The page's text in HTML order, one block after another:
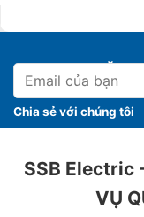
ĐĂNG
Chia sẻ với chúng tôi
SSB Electric
VỤ